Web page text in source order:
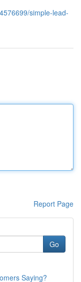
simple-lead-
Report Page
Go
Saying?